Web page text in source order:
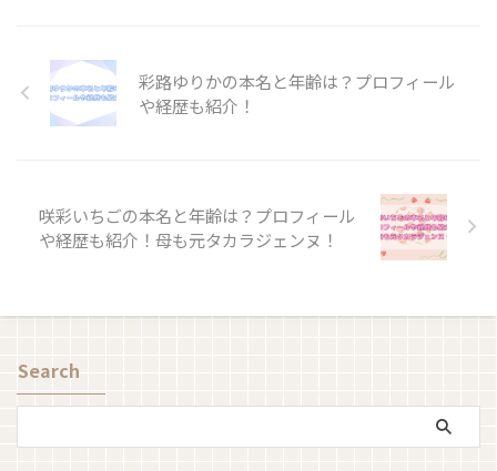
彩路ゆりかの本名と年齢は？プロフィール
や経歴も紹介！
咲彩いちごの本名と年齢は？プロフィール
や経歴も紹介！母も元タカラジェンヌ！
Search